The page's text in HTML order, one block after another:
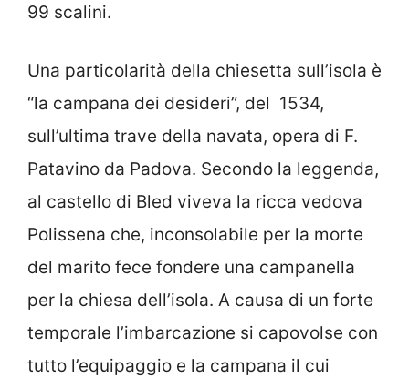
99 scalini.
Una particolarità della chiesetta sull’isola è
“la campana dei desideri”, del 1534,
sull’ultima trave della navata, opera di F.
Patavino da Padova. Secondo la leggenda,
al castello di Bled viveva la ricca vedova
Polissena che, inconsolabile per la morte
del marito fece fondere una campanella
per la chiesa dell’isola. A causa di un forte
temporale l’imbarcazione si capovolse con
tutto l’equipaggio e la campana il cui